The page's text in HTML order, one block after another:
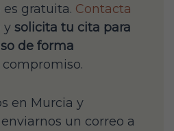
es gratuita. Contacta
y solicita tu cita para
de forma
compromiso.
en Murcia y
un correo a